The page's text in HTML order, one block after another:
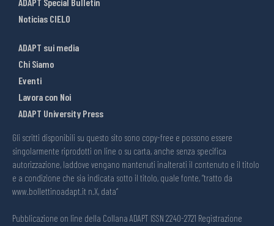
Noticias CIELO
ADAPT sui media
Chi Siamo
Eventi
Lavora con Noi
ADAPT University Press
Gli scritti disponibili su questo sito sono copy-free e possono essere
singolarmente riprodotti on line o su carta, anche senza specifica
autorizzazione, laddove vengano mantenuti inalterati il contenuto e il titolo
e a condizione che sia indicata sotto il titolo, quale fonte, “tratto da
www.bollettinoadapt.it n.X, data“
Pubblicazione on line della Collana ADAPT ISSN 2240-2721 Registrazione